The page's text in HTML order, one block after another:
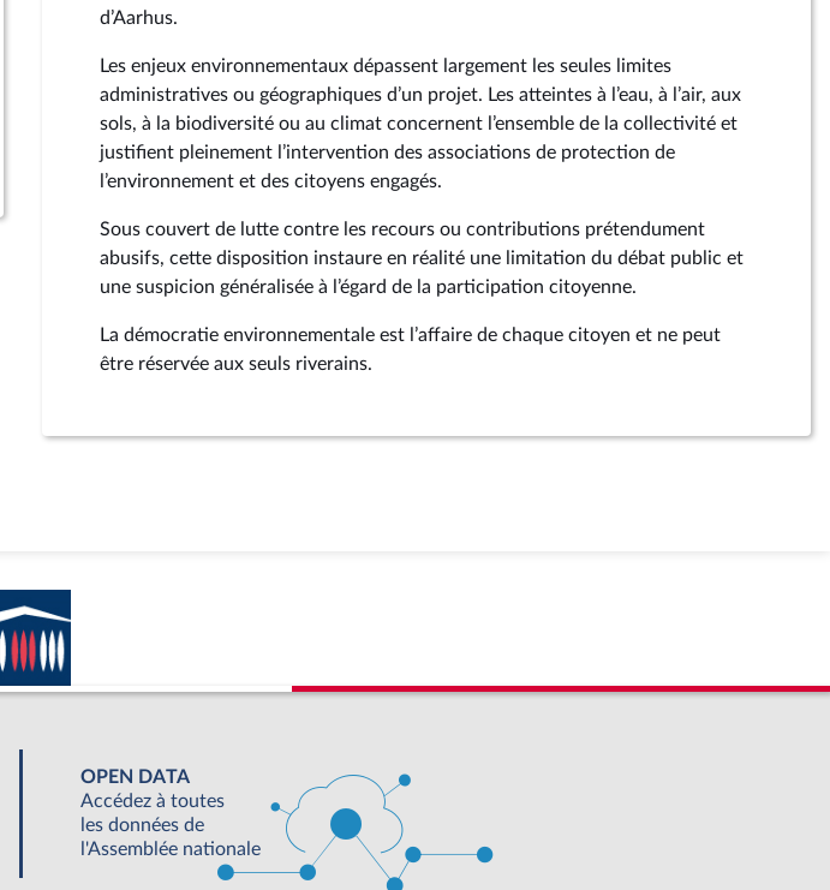
15 mai 2026
12 mai 2026
Date de dépôt
d’Aarhus.
Les enjeux environnementaux dépassent largement les seules limites
administratives ou géographiques d’un projet. Les atteintes à l’eau, à l’air, aux
sols, à la biodiversité ou au climat concernent l’ensemble de la collectivité et
justifient pleinement l’intervention des associations de protection de
l’environnement et des citoyens engagés.
Sous couvert de lutte contre les recours ou contributions prétendument
abusifs, cette disposition instaure en réalité une limitation du débat public et
une suspicion généralisée à l’égard de la participation citoyenne.
La démocratie environnementale est l’affaire de chaque citoyen et ne peut
être réservée aux seuls riverains.
OPEN DATA
Accédez à toutes
les données de
l'Assemblée nationale